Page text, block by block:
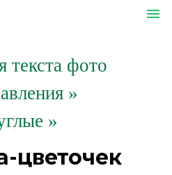
menu
текста фото
»
»
цветочек